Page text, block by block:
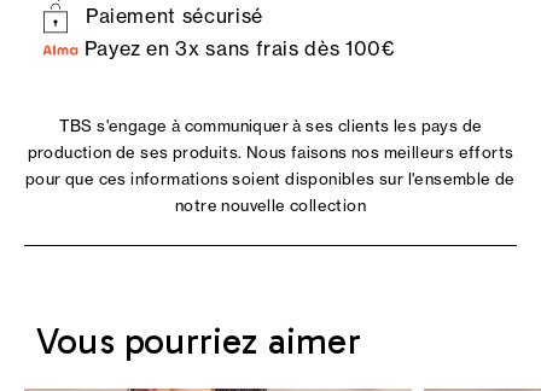
Paiement sécurisé
Payez en 3x sans frais dès 100€
TBS s'engage à communiquer à ses clients les pays de
production de ses produits. Nous faisons nos meilleurs efforts
pour que ces informations soient disponibles sur l'ensemble de
notre nouvelle collection
Vous pourriez aimer